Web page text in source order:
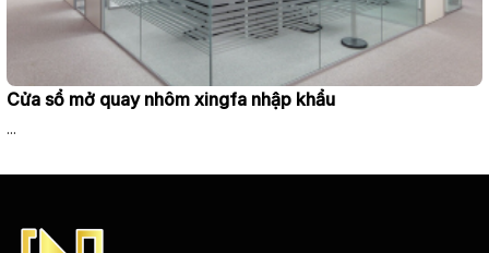
Cửa sổ mở quay nhôm xingfa nhập khẩu
...